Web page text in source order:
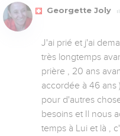
Georgette Joly
J'ai prié et j'ai
très longtemps
prière , 20 ans
accordée à 46 ans
pour d'autres
besoins et Il nous
temps à Lui et là ,